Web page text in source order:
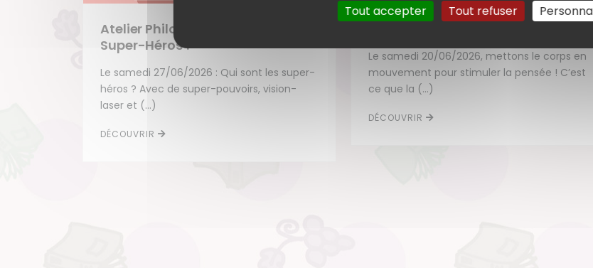
Atelier Philo Enfant : Qui sont les
Super-Héros ?
Le samedi 27/06/2026 : Qui sont les super-
héros ? Avec de super-pouvoirs, vision-
laser et (…)
DÉCOUVRIR
Le samedi 20/06/2026, mettons le corps en
mouvement pour stimuler la pensée ! C’est
ce que la (…)
DÉCOUVRIR
Tout accepter Tout refuser